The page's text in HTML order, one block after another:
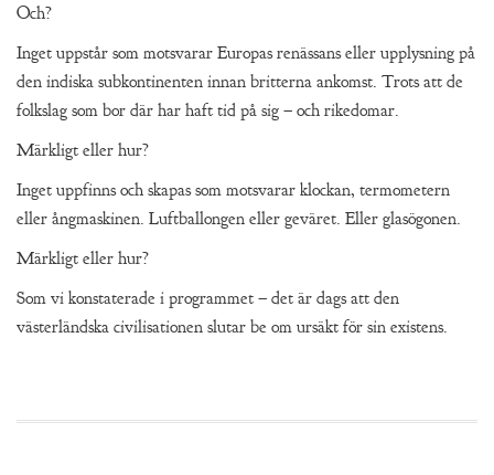
Och?
Inget uppstår som motsvarar Europas renässans eller upplysning på
den indiska subkontinenten innan britterna ankomst. Trots att de
folkslag som bor där har haft tid på sig – och rikedomar.
Märkligt eller hur?
Inget uppfinns och skapas som motsvarar klockan, termometern
eller ångmaskinen. Luftballongen eller geväret. Eller glasögonen.
Märkligt eller hur?
Som vi konstaterade i programmet – det är dags att den
västerländska civilisationen slutar be om ursäkt för sin existens.